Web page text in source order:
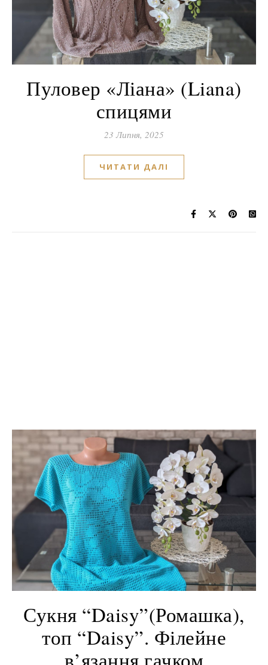
Пуловер «Ліана» (Liana)
спицями
23 Липня, 2025
ЧИТАТИ ДАЛІ
Сукня “Daisy”(Ромашка),
топ “Daisy”. Філейне
в’язання гачком